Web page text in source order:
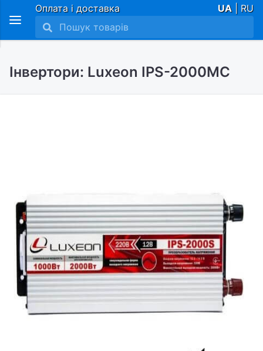
Оплата і доставка UA | RU
Інвертори: Luxeon IPS-2000MC